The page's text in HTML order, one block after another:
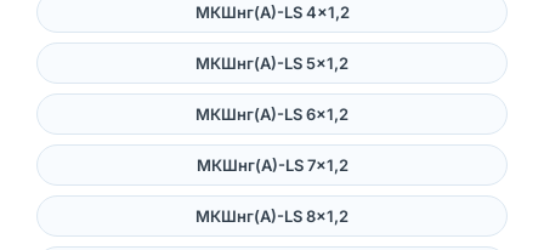
МКШнг(А)-LS 4×1,2
МКШнг(А)-LS 5×1,2
МКШнг(А)-LS 6×1,2
МКШнг(А)-LS 7×1,2
МКШнг(А)-LS 8×1,2